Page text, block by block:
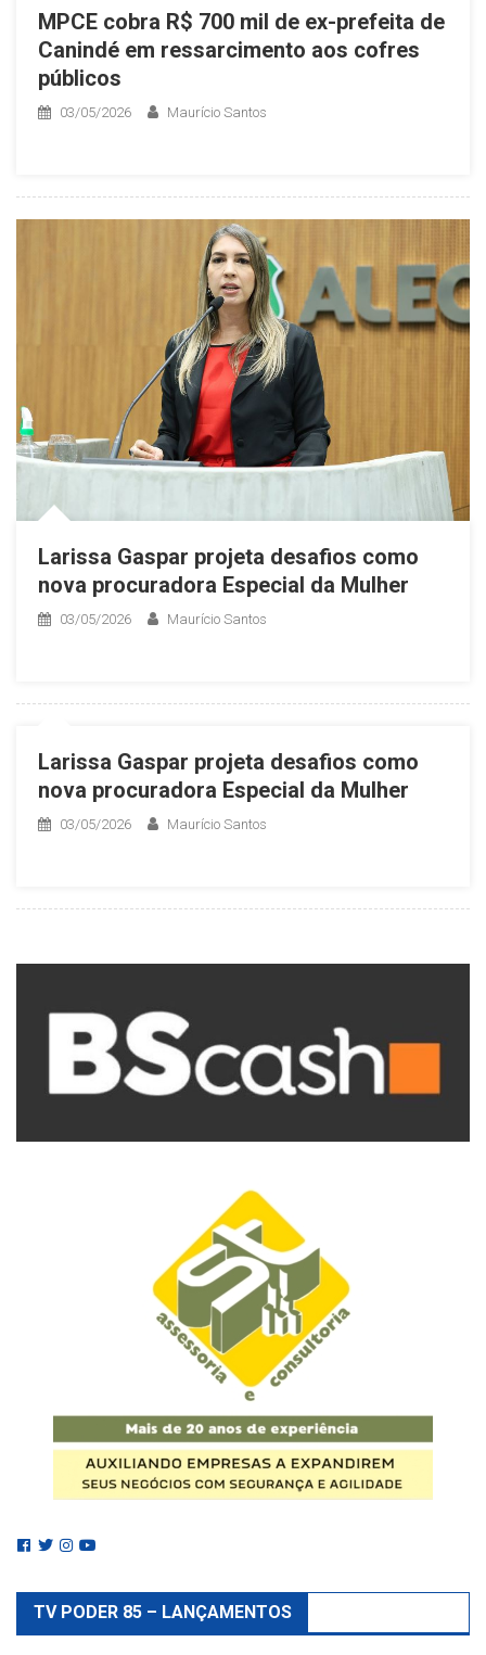
MPCE cobra R$ 700 mil de ex-prefeita de
Canindé em ressarcimento aos cofres
públicos
03/05/2026 Maurício Santos
Larissa Gaspar projeta desafios como
nova procuradora Especial da Mulher
03/05/2026 Maurício Santos
Larissa Gaspar projeta desafios como
nova procuradora Especial da Mulher
03/05/2026 Maurício Santos
TV PODER 85 – LANÇAMENTOS